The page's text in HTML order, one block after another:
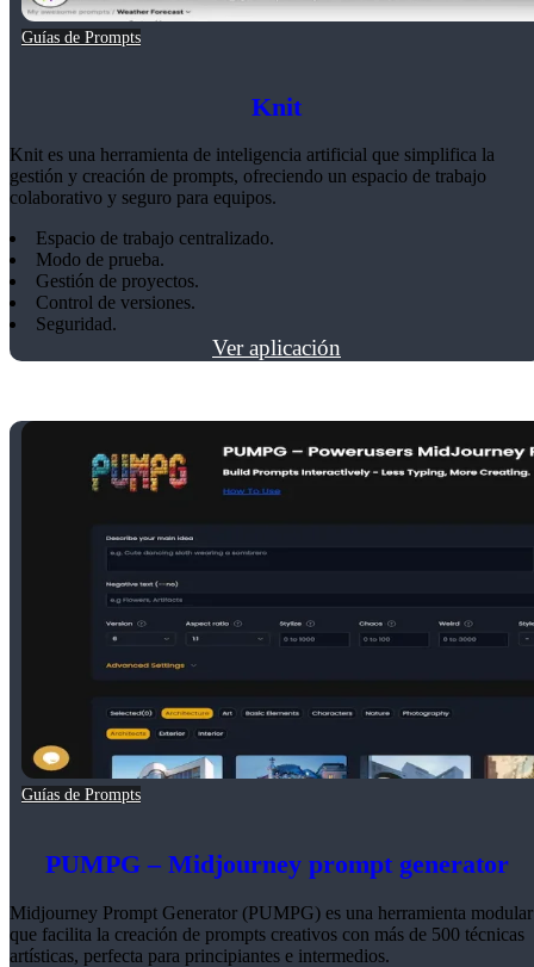
Guías de Prompts
Knit
Knit es una herramienta de inteligencia artificial que simplifica la
gestión y creación de prompts, ofreciendo un espacio de trabajo
colaborativo y seguro para equipos.
Espacio de trabajo centralizado.
Modo de prueba.
Gestión de proyectos.
Control de versiones.
Seguridad.
Ver aplicación
Guías de Prompts
PUMPG – Midjourney prompt generator
Midjourney Prompt Generator (PUMPG) es una herramienta modular
que facilita la creación de prompts creativos con más de 500 técnicas
artísticas, perfecta para principiantes e intermedios.